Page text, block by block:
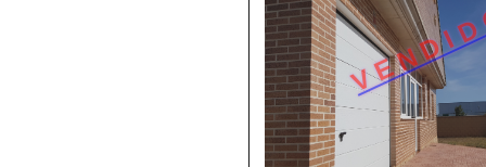
V E N D I